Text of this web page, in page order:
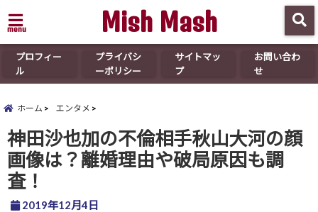
menu Mish Mash
プロフィー
ル
プライバシ
ーポリシー
サイトマッ
プ
お問い合わ
せ
ホーム エンタメ
神田沙也加の不倫相手秋山大河の顔
画像は？離婚理由や破局原因も調
査！
2019年12月4日